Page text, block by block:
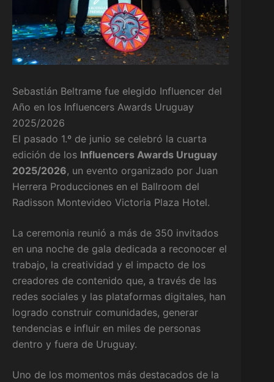
Sebastián Beltrame fue elegido Influencer del
Año en los Influencers Awards Uruguay
2025/2026
El pasado 1.º de junio se celebró la cuarta
edición de los Influencers Awards Uruguay
2025/2026, un evento organizado por Juan
Herrera Producciones en el Ballroom del
Radisson Montevideo Victoria Plaza Hotel.
La ceremonia reunió a más de 350 invitados
en una noche de gala dedicada a reconocer el
trabajo, la creatividad y el impacto de los
creadores de contenido que, a través de las
redes sociales y las plataformas digitales, han
logrado construir comunidades, generar
tendencias e influir en miles de personas
dentro y fuera de Uruguay.
Uno de los momentos más destacados de la